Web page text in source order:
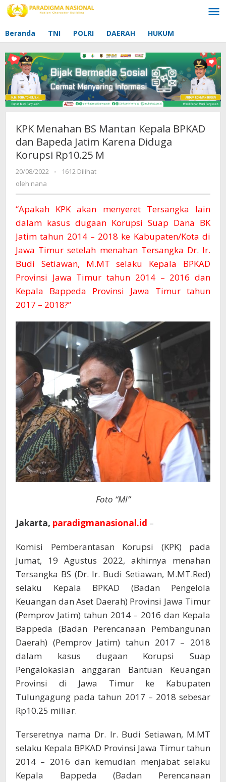
Lewati
ke
Beranda TNI POLRI DAERAH HUKUM
KPK Menahan BS Mantan Kepala BPKAD
dan Bapeda Jatim Karena Diduga
Korupsi Rp10.25 M
20/08/2022
oleh
-
1612 Dilihat
oleh nana
“Apakah KPK akan menyeret Tersangka lain
dalam kasus dugaan Korupsi Suap Dana BK
Jatim tahun 2014 – 2018 ke Kabupaten/Kota di
Jawa Timur setelah menahan Tersangka Dr. Ir.
Budi Setiawan, M.MT selaku Kepala BPKAD
Provinsi Jawa Timur tahun 2014 – 2016 dan
Kepala Bappeda Provinsi Jawa Timur tahun
2017 – 2018?”
Foto “MI”
Jakarta, paradigmanasional.id –
Komisi Pemberantasan Korupsi (KPK) pada
Jumat, 19 Agustus 2022, akhirnya menahan
Tersangka BS (Dr. Ir. Budi Setiawan, M.MT.Red)
selaku Kepala BPKAD (Badan Pengelola
Keuangan dan Aset Daerah) Provinsi Jawa Timur
(Pemprov Jatim) tahun 2014 – 2016 dan Kepala
Bappeda (Badan Perencanaan Pembangunan
Daerah) (Pemprov Jatim) tahun 2017 – 2018
dalam kasus dugaan Korupsi Suap
Pengalokasian anggaran Bantuan Keuangan
Provinsi di Jawa Timur ke Kabupaten
Tulungagung pada tahun 2017 – 2018 sebesar
Rp10.25 miliar.
Terseretnya nama Dr. Ir. Budi Setiawan, M.MT
selaku Kepala BPKAD Provinsi Jawa Timur tahun
2014 – 2016 dan kemudian menjabat selaku
Kepala Bappeda (Badan Perencanaan